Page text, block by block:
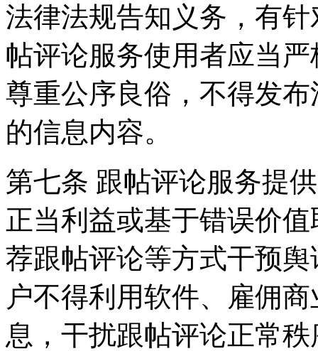
法律法规告知义务，有
帖评论服务使用者应当
尊重公序良俗，不得发
的信息内容。
第七条 跟帖评论服务提
正当利益或基于错误价
荐跟帖评论等方式干预
户不得利用软件、雇佣
息，干扰跟帖评论正常